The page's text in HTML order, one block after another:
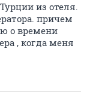
из отеля.
причем
о времени
, когда меня